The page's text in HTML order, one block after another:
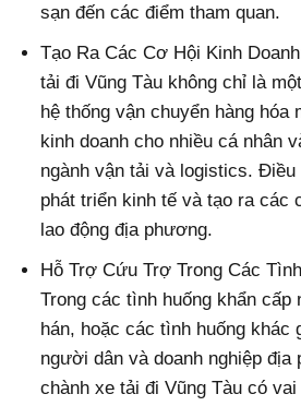
sạn đến các điểm tham quan.
Tạo Ra Các Cơ Hội Kinh
tải đi Vũng Tàu không chỉ là
hệ thống vận chuyển hàng hóa
kinh doanh cho nhiều cá nhân
ngành vận tải và logistics.
phát triển kinh tế và tạo ra các
lao động địa phương.
Hỗ Trợ Cứu Trợ Trong Các
Trong các tình huống khẩn cấp
hán, hoặc các tình huống khác
người dân và doanh nghiệp
chành xe tải đi Vũng Tàu có